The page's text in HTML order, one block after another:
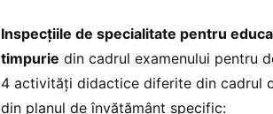
Inspecțiile de specialitate pentru
timpurie din cadrul examenului pentru
4 activități didactice diferite din cadrul
din planul de învăţământ specific: